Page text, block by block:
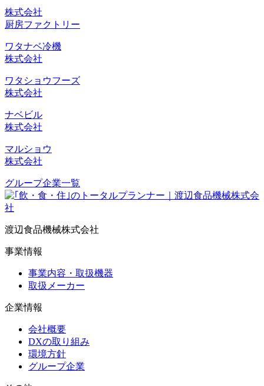
株式会社
厨房ファクトリー
ワタナベ冷機
株式会社
ワタショウフーズ
株式会社
ナベビル
株式会社
マルショウ
株式会社
グループ企業一覧
渡辺食品機械株式会社
事業情報
事業内容・取扱機器
取扱メーカー
企業情報
会社概要
DXの取り組み
環境方針
グループ企業